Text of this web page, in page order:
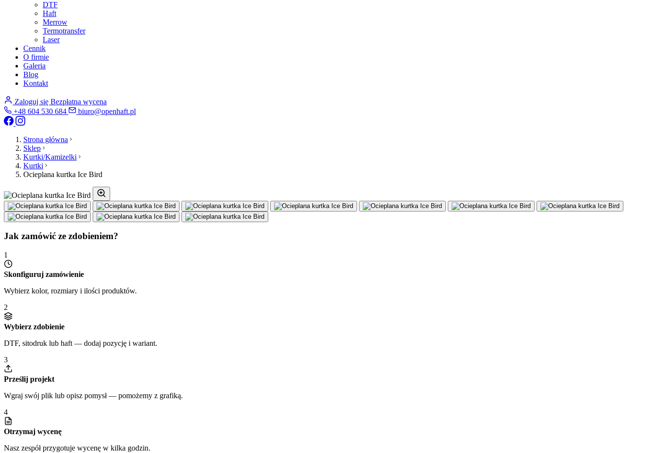
DTF
Haft
Merrow
Termotransfer
Laser
Cennik
O firmie
Galeria
Blog
Kontakt
Zaloguj się Bezpłatna wycena
+48 604 530 684
biuro@openhaft.pl
Strona główna
Sklep
Kurtki/Kamizelki
Kurtki
Ocieplana kurtka Ice Bird
Jak zamówić ze zdobieniem?
1
Skonfiguruj zamówienie
Wybierz kolor, rozmiary i ilości produktów.
2
Wybierz zdobienie
DTF, sitodruk lub haft — dodaj pozycję i wariant.
3
Prześlij projekt
Wgraj swój plik lub opisz pomysł — pomożemy z grafiką.
4
Otrzymaj wycenę
Nasz zespół przygotuje wycenę w kilka godzin.